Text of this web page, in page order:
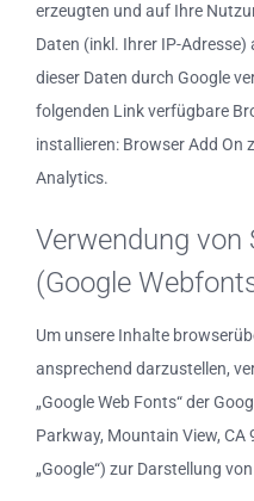
erzeugten und auf Ihre
Daten (inkl. Ihrer IP-
dieser Daten durch Google
folgenden Link verfügbare
installieren: Browser Add On
Analytics.
Verwendung von
(Google
Um unsere Inhalte
ansprechend darzustellen,
„Google Web Fonts“ der
Parkway, Mountain View, CA
„Google“) zur Darstellung